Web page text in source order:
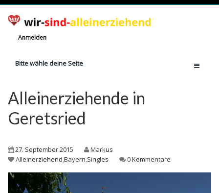
Anmelden
Bitte wähle deine Seite
Jetzt registrieren!
Ratgeber
Finanzielle Hilfe
Witze
Wissen
Alleinerziehende in
Geretsried
27. September 2015
Markus
Alleinerziehend,Bayern,Singles 0 Kommentare